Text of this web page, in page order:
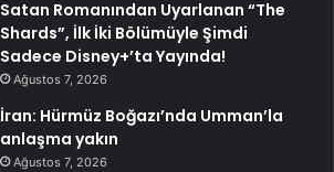
Satan Romanından Uyarlanan “The
Shards”, İlk İki Bölümüyle Şimdi
Sadece Disney+’ta Yayında!
Ağustos 7, 2026
İran: Hürmüz Boğazı’nda Umman’la
anlaşma yakın
Ağustos 7, 2026